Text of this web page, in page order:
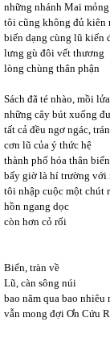
những nhánh Mai
tôi cũng không đủ kiên
biến dạng cùng lũ kiến
lưng gù đôi vết thương
lòng chùng thân phận
Sách đã té nhào, mồi
những cây bút xuống
tất cả đều ngơ ngác,
cơn lũ của ý thức hệ
thành phố hóa thân
bấy giờ là hí trường với
tôi nhập cuộc một chút
hồn ngang dọc
còn hơn cỏ rối
Biển, tràn về
Lũ, càn sông núi
bao năm qua bao
vẫn mong đợi Ơn Cứu